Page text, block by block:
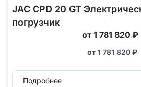
JAC CPD 20 GT
погрузчик
от 1 781 820 ₽
от 1 781 820 ₽
Подробнее